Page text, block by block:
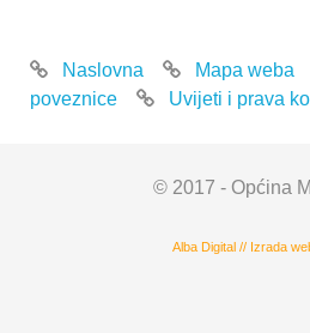
Naslovna Mapa weba
poveznice
Uvijeti i prava
© 2017 - Općina
Alba Digital // Izrada